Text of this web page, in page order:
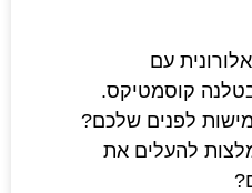
עם
קוסמטיקס.
לפנים שלכם?
להעלים את